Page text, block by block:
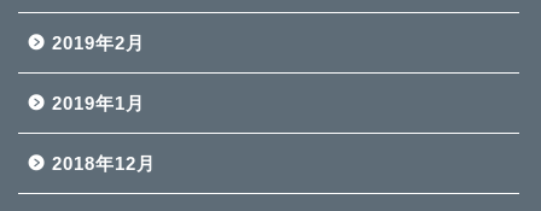
2019年2月
2019年1月
2018年12月